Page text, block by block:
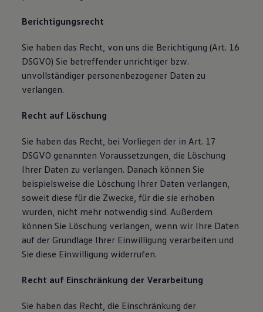
Berichtigungsrecht
Sie haben das Recht, von uns die Berichtigung (Art. 16
DSGVO) Sie betreffender unrichtiger bzw.
unvollständiger personenbezogener Daten zu
verlangen.
Recht auf Löschung
Sie haben das Recht, bei Vorliegen der in Art. 17
DSGVO genannten Voraussetzungen, die Löschung
Ihrer Daten zu verlangen. Danach können Sie
beispielsweise die Löschung Ihrer Daten verlangen,
soweit diese für die Zwecke, für die sie erhoben
wurden, nicht mehr notwendig sind. Außerdem
können Sie Löschung verlangen, wenn wir Ihre Daten
auf der Grundlage Ihrer Einwilligung verarbeiten und
Sie diese Einwilligung widerrufen.
Recht auf Einschränkung der Verarbeitung
Sie haben das Recht, die Einschränkung der